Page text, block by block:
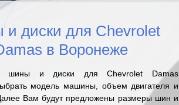
диски для Chevrolet
в Воронеже
шины и диски для Chevrolet Damas
модель машины, объем двигателя и
Вам будут предложены размеры шин и